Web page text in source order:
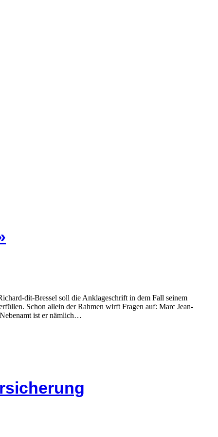
dit-Bressel soll die Anklageschrift in dem Fall seinem
Schon allein der Rahmen wirft Fragen auf: Marc Jean-
ist er nämlich…